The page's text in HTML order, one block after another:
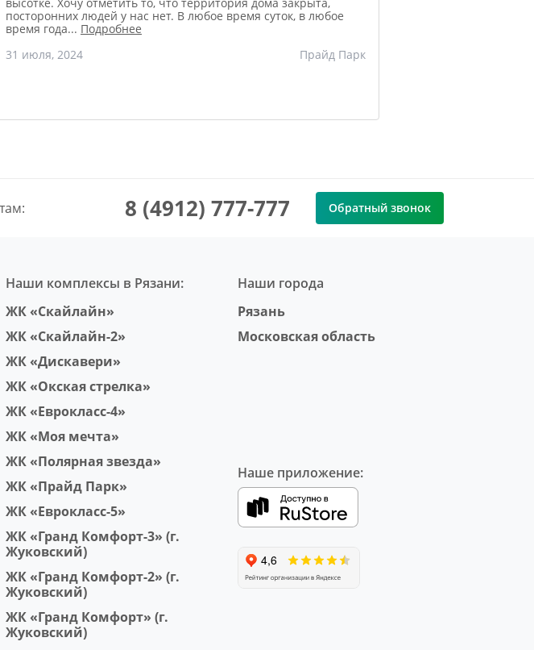
посторонних людей у нас нет. В любое время суток, в любое
время года... Подробнее
31 июля, 2024
Прайд Парк
8 (4912) 777-777 Обратный звонок
Наши комплексы в Рязани:
ЖК «Скайлайн»
ЖК «Скайлайн-2»
ЖК «Дискавери»
ЖК «Окская стрелка»
ЖК «Еврокласс-4»
ЖК «Моя мечта»
ЖК «Полярная звезда»
ЖК «Прайд Парк»
ЖК «Еврокласс-5»
ЖК «Гранд Комфорт-3» (г.
Жуковский)
ЖК «Гранд Комфорт-2» (г.
Жуковский)
ЖК «Гранд Комфорт» (г.
Жуковский)
Наши города
Рязань
Московская область
Наше приложение: